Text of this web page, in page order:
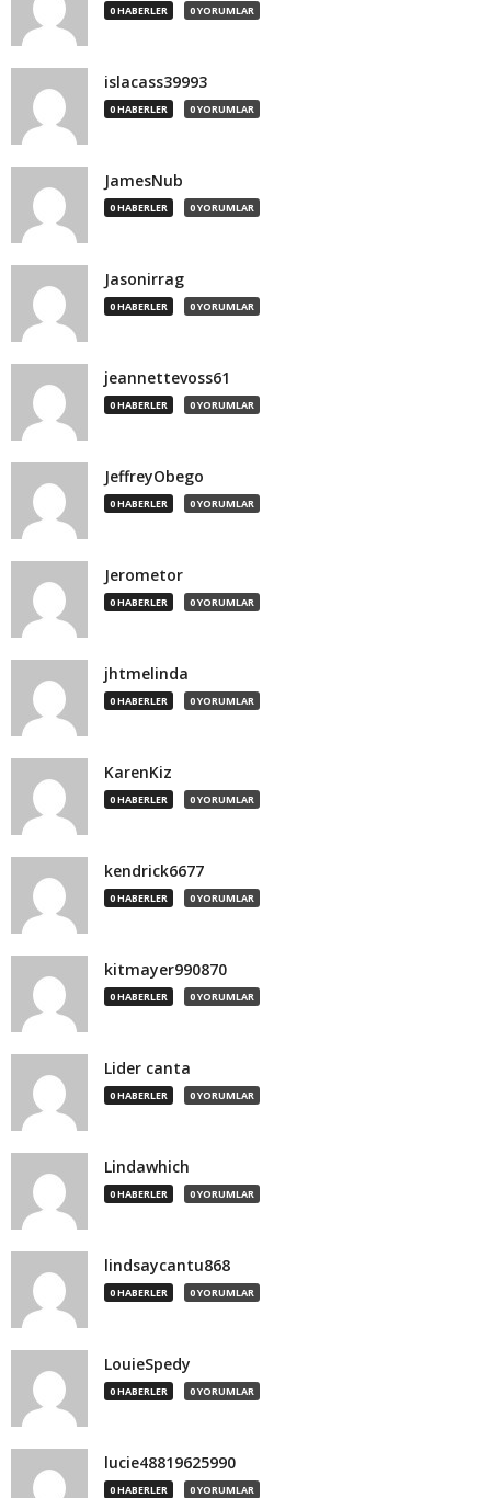
0 HABERLER 0 YORUMLAR
islacass39993
0 HABERLER 0 YORUMLAR
JamesNub
0 HABERLER 0 YORUMLAR
Jasonirrag
0 HABERLER 0 YORUMLAR
jeannettevoss61
0 HABERLER 0 YORUMLAR
JeffreyObego
0 HABERLER 0 YORUMLAR
Jerometor
0 HABERLER 0 YORUMLAR
jhtmelinda
0 HABERLER 0 YORUMLAR
KarenKiz
0 HABERLER 0 YORUMLAR
kendrick6677
0 HABERLER 0 YORUMLAR
kitmayer990870
0 HABERLER 0 YORUMLAR
Lider canta
0 HABERLER 0 YORUMLAR
Lindawhich
0 HABERLER 0 YORUMLAR
lindsaycantu868
0 HABERLER 0 YORUMLAR
LouieSpedy
0 HABERLER 0 YORUMLAR
lucie48819625990
0 HABERLER 0 YORUMLAR